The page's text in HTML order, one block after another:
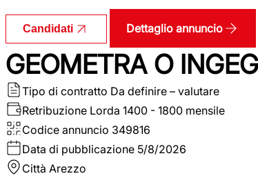
Candidati Dettaglio annuncio
GEOMETRA O
Tipo di contratto Da definire – valutare
Retribuzione Lorda 1400 - 1800 mensile
Codice annuncio 349816
Data di pubblicazione 5/8/2026
Città Arezzo